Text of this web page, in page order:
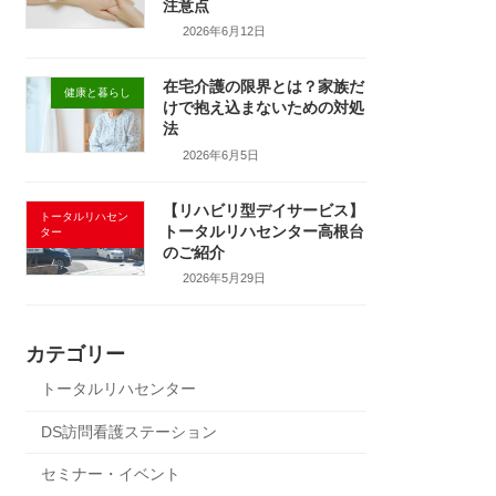
注意点
2026年6月12日
健康と暮らし
在宅介護の限界とは？家族だ
けで抱え込まないための対処
法
2026年6月5日
トータルリハセン
ター
【リハビリ型デイサービス】
トータルリハセンター高根台
のご紹介
2026年5月29日
カテゴリー
トータルリハセンター
DS訪問看護ステーション
セミナー・イベント